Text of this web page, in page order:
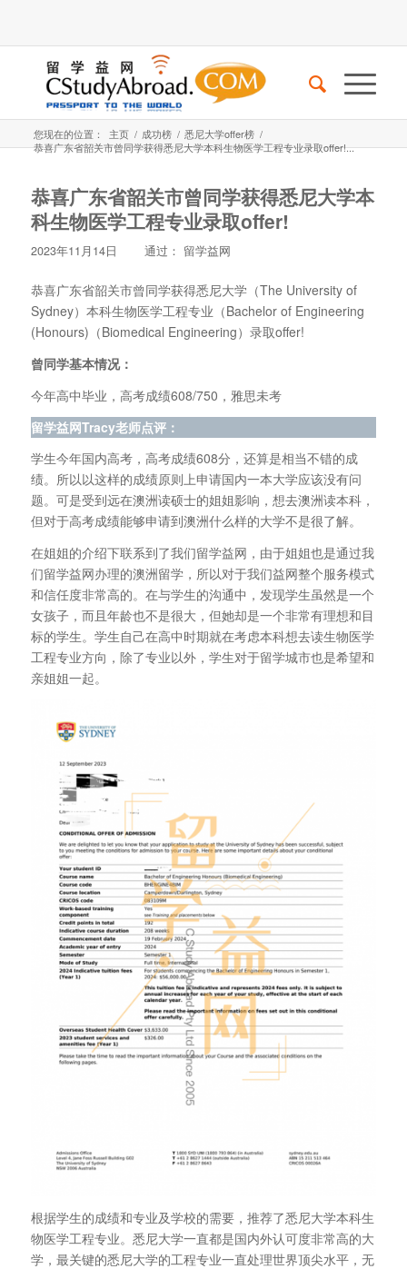
您现在的位置： 主页 / 成功榜 / 悉尼大学offer榜 /
恭喜广东省韶关市曾同学获得悉尼大学本科生物医学工程专业录取offer!...
恭喜广东省韶关市曾同学获得悉尼大学本
科生物医学工程专业录取offer!
2023年11月14日 通过： 留学益网
恭喜广东省韶关市曾同学获得悉尼大学（The University of
Sydney）本科生物医学工程专业（Bachelor of Engineering
(Honours)（Biomedical Engineering）录取offer!
曾同学基本情况：
今年高中毕业，高考成绩608/750，雅思未考
留学益网Tracy老师点评：
学生今年国内高考，高考成绩608分，还算是相当不错的成
绩。所以以这样的成绩原则上申请国内一本大学应该没有问
题。可是受到远在澳洲读硕士的姐姐影响，想去澳洲读本科，
但对于高考成绩能够申请到澳洲什么样的大学不是很了解。
在姐姐的介绍下联系到了我们留学益网，由于姐姐也是通过我
们留学益网办理的澳洲留学，所以对于我们益网整个服务模式
和信任度非常高的。在与学生的沟通中，发现学生虽然是一个
女孩子，而且年龄也不是很大，但她却是一个非常有理想和目
标的学生。学生自己在高中时期就在考虑本科想去读生物医学
工程专业方向，除了专业以外，学生对于留学城市也是希望和
亲姐姐一起。
根据学生的成绩和专业及学校的需要，推荐了悉尼大学本科生
物医学工程专业。悉尼大学一直都是国内外认可度非常高的大
学，最关键的悉尼大学的工程专业一直处理世界顶尖水平，无